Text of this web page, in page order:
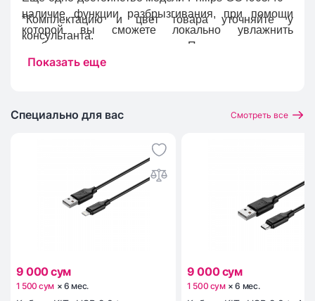
наличие функции разбрызгивания, при помощи
которой вы сможете локально увлажнить
необходимые участки одежды. Предусмотренная в
приборе противокапельная система препятствует
шаровым креплением, не позволяющим ему
Система автоматического отключения вовремя
приостановит работу утюга, не позволив ему
внезапно выйти из строя.
*Комплектацию и цвет товара уточняйте у
консультанта.
Показать еще
Специально для вас Смотреть все
9 000 сум
1 500 сум × 6 мес.
9 000 сум
1 500 сум ×6 мес.